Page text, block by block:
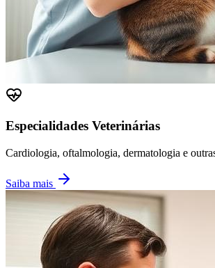
Especialidades Veterinárias
Cardiologia, oftalmologia, dermatologia e
Saiba mais